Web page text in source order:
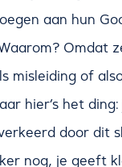
aan hun
Omdat
misleiding of
hier’s het
door dit
nog, je geeft